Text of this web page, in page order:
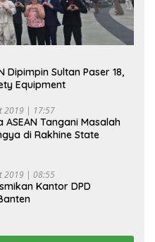
Dipimpin Sultan Paser 18,
Equipment
2019 | 17:57
ASEAN Tangani Masalah
di Rakhine State
2019 | 08:55
Kantor DPD